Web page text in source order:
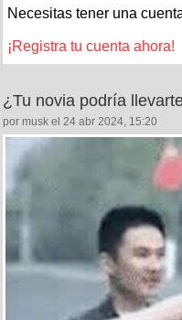
Necesitas tener una
¡Registra tu cuenta ahora!
¿Tu novia podría
por musk el 24 abr 2024, 15:20